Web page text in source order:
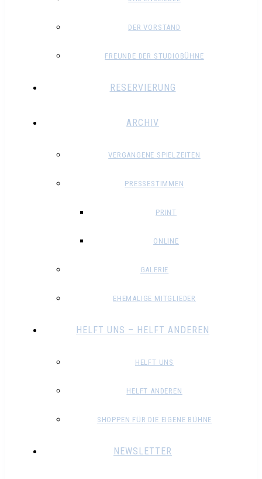
DER VORSTAND
FREUNDE DER STUDIOBÜHNE
RESERVIERUNG
ARCHIV
VERGANGENE SPIELZEITEN
PRESSESTIMMEN
PRINT
ONLINE
GALERIE
EHEMALIGE MITGLIEDER
HELFT UNS – HELFT ANDEREN
HELFT UNS
HELFT ANDEREN
SHOPPEN FÜR DIE EIGENE BÜHNE
NEWSLETTER